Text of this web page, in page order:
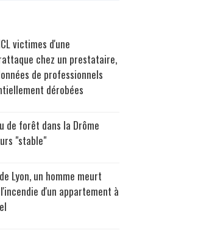
victimes d'une
chez un prestataire,
de professionnels
dérobées
de forêt dans la Drôme
"stable"
Lyon, un homme meurt
d'un appartement à